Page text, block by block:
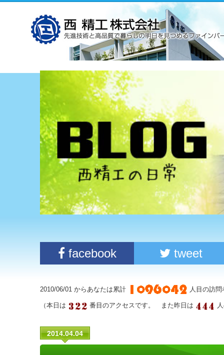
facebook tweet
2010/06/01 からあなたは累計 人目の訪
（本日は 番目のアクセスです。 また昨日は
2014.04.04